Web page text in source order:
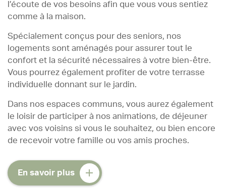
l’écoute de vos besoins afin que vous vous sentiez
comme à la maison.
Spécialement conçus pour des seniors, nos
logements sont aménagés pour assurer tout le
confort et la sécurité nécessaires à votre bien-être.
Vous pourrez également profiter de votre terrasse
individuelle donnant sur le jardin.
Dans nos espaces communs, vous aurez également
le loisir de participer à nos animations, de déjeuner
avec vos voisins si vous le souhaitez, ou bien encore
de recevoir votre famille ou vos amis proches.
En savoir plus